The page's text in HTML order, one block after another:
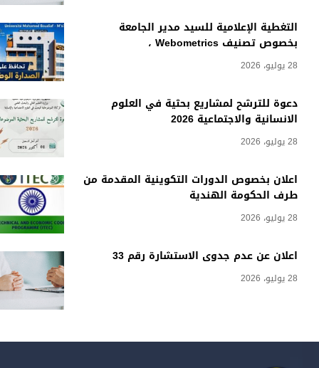
التغطية الإعلامية للسيد مدير الجامعة
بخصوص تصنيف Webometrics ،
28 يوليو، 2026
دعوة للترشح لمشاريع بحثية في العلوم
الانسانية والاجتماعية 2026
28 يوليو، 2026
اعلان بخصوص الدورات التكوينية المقدمة من
طرف الحكومة الهندية
28 يوليو، 2026
اعلان عن عدم جدوى الاستشارة رقم 33
28 يوليو، 2026